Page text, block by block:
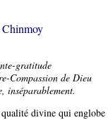
gratitude
de Dieu
divine qui englobe